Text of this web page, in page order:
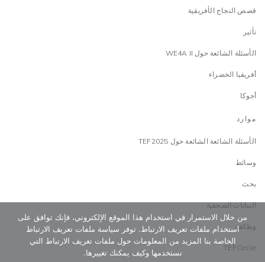
قصص النجاح الأفريقية
تأثير
الأسئلة الشائعة حول WE4A II
أفريقيا الخضراء
أجوكا
موارد
الأسئلة الشائعة الشائعة حول TEF2025
وسائط
بحث
البيانات الصحفية
وظائف
TEFCircle
من خلال الاستمرار في استخدام هذا الموقع الإلكتروني، فإنك توافق على
استخدام ملفات تعريف الارتباط. توفر سياسة ملفات تعريف الارتباط
الخاصة بنا المزيد من المعلومات حول ملفات تعريف الارتباط التي
نستخدمها وكيف يمكنك تغييرها.